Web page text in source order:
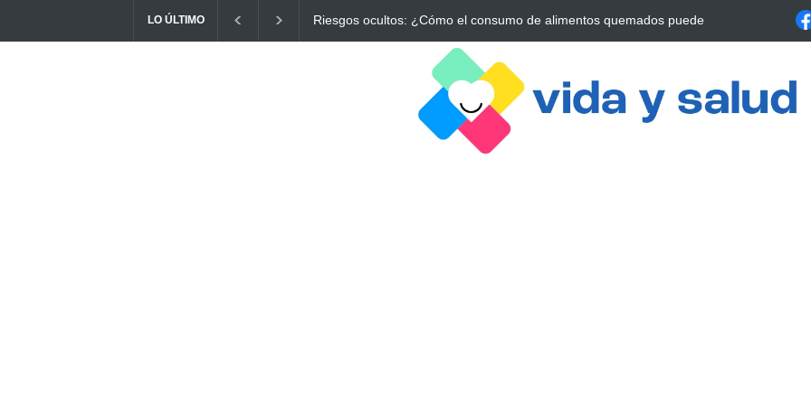
LO ÚLTIMO Ayuno Digital: La Estrategia Esencial para Mejorar tu Bienestar La conexión vital